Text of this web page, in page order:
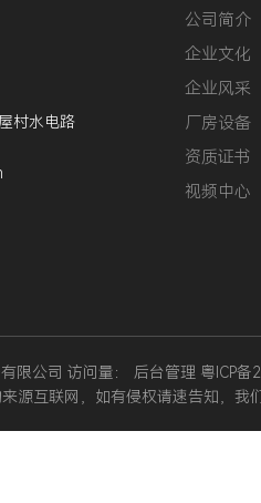
村水电路
公司简介
企业文化
企业风采
厂房设备
资质证书
视频中心
限公司 访问量： 后台管理 粤ICP备
源互联网，如有侵权请速告知，我